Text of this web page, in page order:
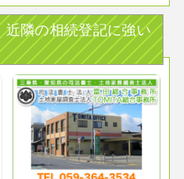
隣の相続登記に強い